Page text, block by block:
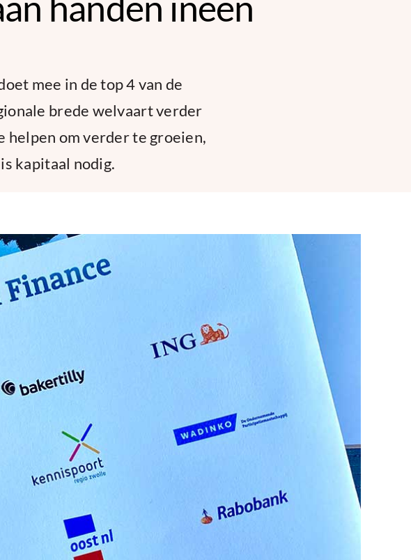
mee in de top 4 van de
brede welvaart verder
helpen om verder te groeien,
kapitaal nodig.